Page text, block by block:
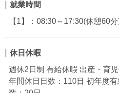
就業時間
【1】：08:30～17:30(休憩60
休日休暇
週休2日制 有給休暇 出産・育
年間休日日数：110日 初年度